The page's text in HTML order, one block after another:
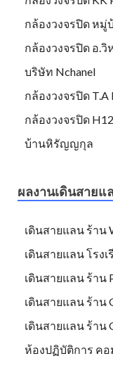
กล้องวงจรปิด ห
กล้องวงจรปิด อ.วิ
บริษัท Nchanel
กล้องวงจรปิด T.A
กล้องวงจรปิด
บ้านหิรัญญกุล
ผลงานเดินสายแ
เดินสายแลน ร้าน
เดินสายแลน โรง
เดินสายแลน ร้าน
เดินสายแลน ร้าน
เดินสายแลน ร้าน
ห้องปฏิบัติการ คอ